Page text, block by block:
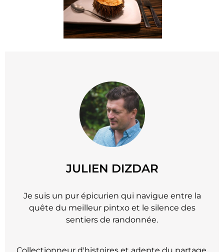
JULIEN DIZDAR
Je suis un pur épicurien qui navigue entre la
quête du meilleur pintxo et le silence des
sentiers de randonnée.